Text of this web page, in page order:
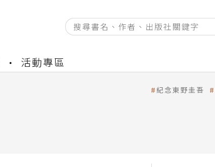
活動專區
紀念東野圭吾